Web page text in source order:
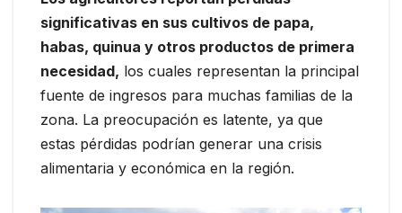
significativas en sus cultivos de papa,
habas, quinua y otros productos de primera
necesidad, los cuales representan la principal
fuente de ingresos para muchas familias de la
zona. La preocupación es latente, ya que
estas pérdidas podrían generar una crisis
alimentaria y económica en la región.